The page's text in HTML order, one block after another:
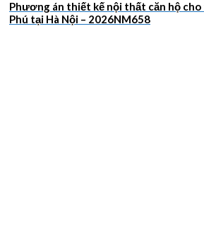
Phương án thiết kế nội thất căn hộ
Phú tại Hà Nội – 2026NM658